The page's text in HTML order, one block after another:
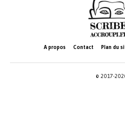
A propos Contact Plan du
© 2017-